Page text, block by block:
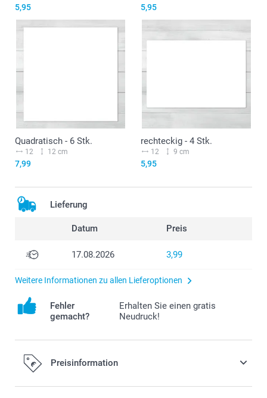
5,95 5,95
Quadratisch - 6 Stk.
12 12 cm
7,99
rechteckig - 4 Stk.
12 9 cm
5,95
Lieferung
Datum Preis
17.08.2026 3,99
Weitere Informationen zu allen Lieferoptionen
Fehler
gemacht?
Erhalten Sie einen gratis
Neudruck!
Preisinformation